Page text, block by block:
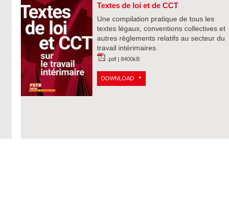
Textes de loi et de CCT
Une compilation pratique de tous les
textes légaux, conventions collectives et
autres règlements relatifs au secteur du
travail intérimaires.
.pdf | 8400kB
DOWNLOAD